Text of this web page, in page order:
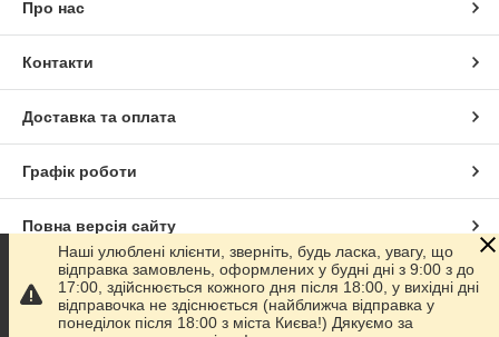
Про нас
Контакти
Доставка та оплата
Графік роботи
Повна версія сайту
Сайт створено на маркетплейсіProm.ua
Наші улюблені клієнти, зверніть, будь ласка, увагу, що
відправка замовлень, оформлених у будні дні з 9:00 з до
17:00, здійснюється кожного дня після 18:00, у вихідні дні
відправочка не здіснюється (найближча відправка у
понеділок після 18:00 з міста Києва!) Дякуємо за